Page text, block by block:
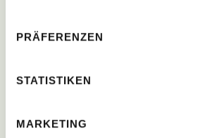
PRÄFERENZEN
STATISTIKEN
MARKETING